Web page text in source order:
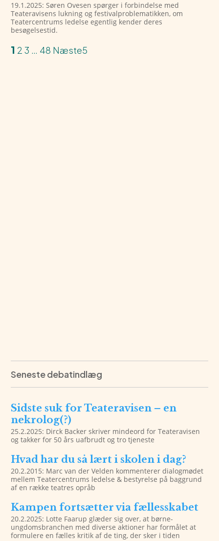
19.1.2025: Søren Ovesen spørger i forbindelse med
Teateravisens lukning og festivalproblematikken, om
Teatercentrums ledelse egentlig kender deres
besøgelsestid.
1 2 3 … 48 Næste
Seneste debatindlæg
Sidste suk for Teateravisen – en
nekrolog(?)
25.2.2025: Dirck Backer skriver mindeord for Teateravisen
og takker for 50 års uafbrudt og tro tjeneste
Hvad har du så lært i skolen i dag?
20.2.2015: Marc van der Velden kommenterer dialogmødet
mellem Teatercentrums ledelse & bestyrelse på baggrund
af en række teatres opråb
Kampen fortsætter via fællesskabet
20.2.2025: Lotte Faarup glæder sig over, at børne-
ungdomsbranchen med diverse aktioner har formålet at
formulere en fælles kritik af de ting, der sker i tiden